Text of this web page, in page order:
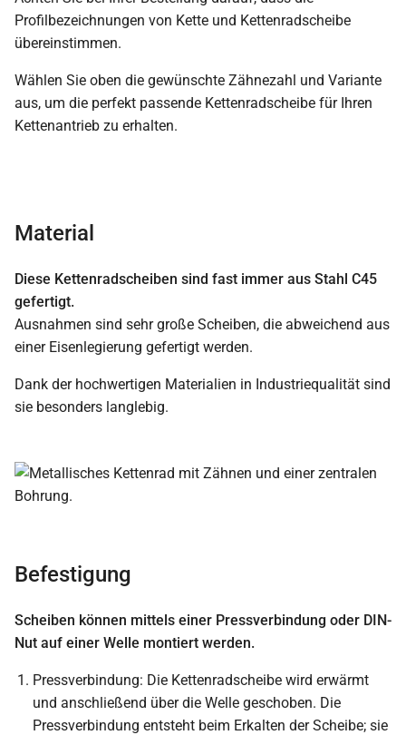
Profilbezeichnungen von Kette und Kettenradscheibe
übereinstimmen.
Wählen Sie oben die gewünschte Zähnezahl und Variante
aus, um die perfekt passende Kettenradscheibe für Ihren
Kettenantrieb zu erhalten.
Material
Diese Kettenradscheiben sind fast immer aus Stahl C45
gefertigt.
Ausnahmen sind sehr große Scheiben, die abweichend aus
einer Eisenlegierung gefertigt werden.
Dank der hochwertigen Materialien in Industriequalität sind
sie besonders langlebig.
Befestigung
Scheiben können mittels einer Pressverbindung oder DIN-
Nut auf einer Welle montiert werden.
Pressverbindung: Die Kettenradscheibe wird erwärmt
und anschließend über die Welle geschoben. Die
Pressverbindung entsteht beim Erkalten der Scheibe; sie